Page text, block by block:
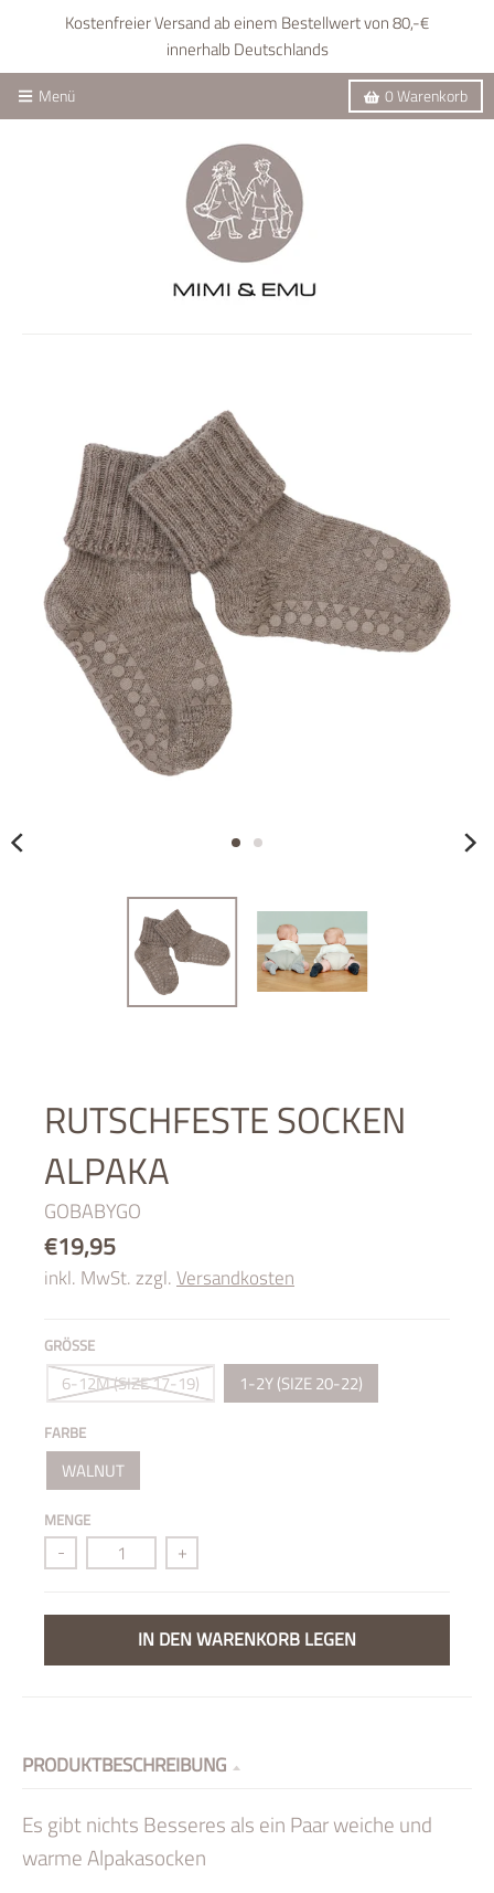
Kostenfreier Versand ab einem Bestellwert von 80,-€
innerhalb Deutschlands
Menü 0Warenkorb
RUTSCHFESTE SOCKEN
ALPAKA
GOBABYGO
€19,95
inkl. MwSt. zzgl. Versandkosten
GRÖSSE
6-12M (SIZE 17-19) 1-2Y (SIZE 20-22)
FARBE
WALNUT
MENGE
- +
IN DEN WARENKORB LEGEN
PRODUKTBESCHREIBUNG
Es gibt nichts Besseres als ein Paar weiche und
warme Alpakasocken